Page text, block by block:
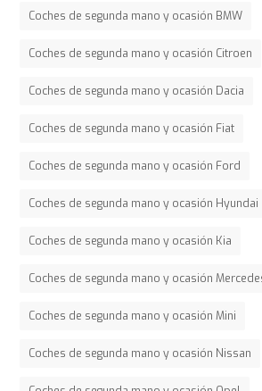
Coches de segunda mano y ocasión BMW
Coches de segunda mano y ocasión Citroen
Coches de segunda mano y ocasión Dacia
Coches de segunda mano y ocasión Fiat
Coches de segunda mano y ocasión Ford
Coches de segunda mano y ocasión Hyundai
Coches de segunda mano y ocasión Kia
Coches de segunda mano y ocasión
Coches de segunda mano y ocasión Mini
Coches de segunda mano y ocasión Nissan